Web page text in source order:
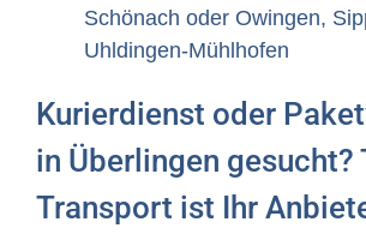
Schönach oder Owingen,
Uhldingen-Mühlhofen
Kurierdienst oder
in Überlingen gesucht?
Transport ist Ihr